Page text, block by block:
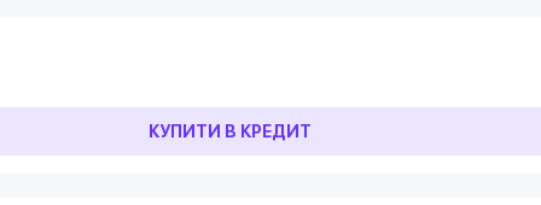
КУПИТИ В КРЕДИТ